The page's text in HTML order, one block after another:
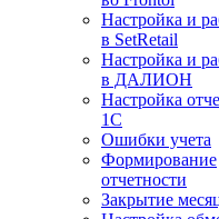
Настройка и
в SetRetail
Настройка и
в ДАЛИОН
Настройка
1С
Ошибки учета
Формирование
отчетности
Закрытие